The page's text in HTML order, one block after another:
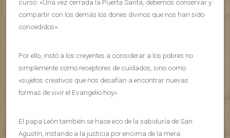
curso: «Una vez cerrada la Puerta Santa, debemos conservar y
compartir con los demás los dones divinos que nos han sido
concedidos».
Por ello, instó a los creyentes a considerar a los pobres no
simplemente como receptores de cuidados, sino como
«sujetos creativos que nos desafían a encontrar nuevas
formas de vivir el Evangelio hoy».
El papa León también se hace eco de la sabiduría de San
Agustín, instando a la justicia por encima de la mera